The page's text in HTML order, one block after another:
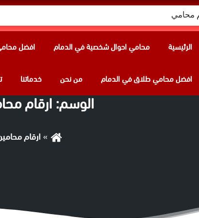
الرئيسية محامي احوال شخصية في الدمام افضل
افضل محامي طلاق في الدمام من نحن خدماتنا
الوسم: ارقام
ارقام